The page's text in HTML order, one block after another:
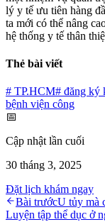
lý y tế ưu tiên hàng
ta mới có thể nâng
hệ thống y tế thân
Thẻ bài viết
# TP.HCM# đăng ký
bệnh viện công
📅
Cập nhật lần cuối
30 tháng 3, 2025
Đặt lịch khám ngay
Bài trướcU tủy mà
Luyện tập thể dục ở